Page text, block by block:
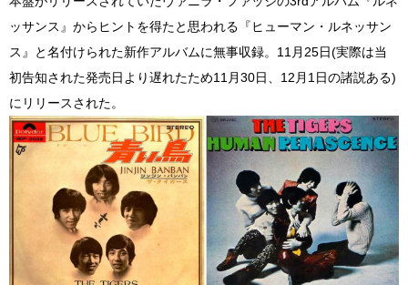
ッサンス』からヒントを得たと思われる『ヒューマン・ルネッサン
ス』と名付けられた新作アルバムに無事収録。11月25日(実際は当
初告知された発売日より遅れたため11月30日、12月1日の諸説ある)
にリリースされた。